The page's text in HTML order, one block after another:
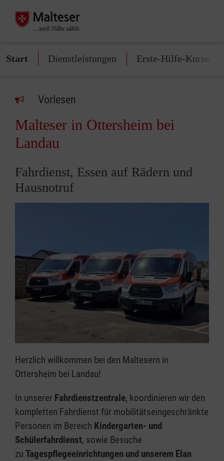
Start Dienstleistungen Erste-Hilfe-Kurse
Vorlesen
Malteser in Ottersheim bei
Landau
Fahrdienst, Essen auf Rädern und
Hausnotruf
Herzlich willkommen bei den Maltesern in
Ottersheim bei Landau!
In unserer Fahrdienstzentrale, koordinieren wir den
kompletten Fahrdienst für mobilitätseingeschränkte
Personen im Bereich Kindergarten- und
Schülerfahrdienst, sowie Besuche
zu Tagespflegeeinrichtungen und unserem Elan